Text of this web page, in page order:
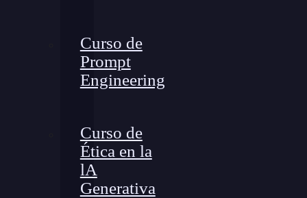
Curso de
Prompt
Engineering
Curso de
Ética en la
lA
Generativa